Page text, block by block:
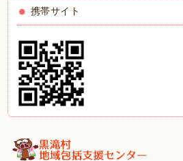
携帯サイト